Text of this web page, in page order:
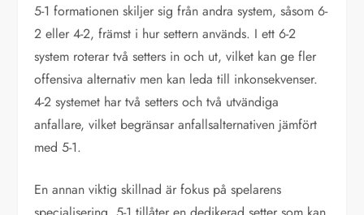
5-1 formationen skiljer sig från andra system, såsom 6-
2 eller 4-2, främst i hur settern används. I ett 6-2
system roterar två setters in och ut, vilket kan ge fler
offensiva alternativ men kan leda till inkonsekvenser.
4-2 systemet har två setters och två utvändiga
anfallare, vilket begränsar anfallsalternativen jämfört
med 5-1.
En annan viktig skillnad är fokus på spelarens